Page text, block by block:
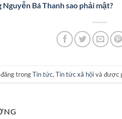
Bá Thanh sao phải mật?
trongTin tức,Tin tức xã hộivà được